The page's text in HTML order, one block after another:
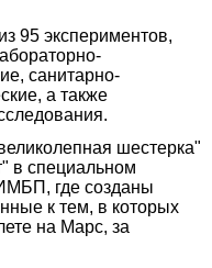
95 экспериментов,
санитарно-
а также
шестерка"
в специальном
где созданы
к тем, в которых
на Марс, за